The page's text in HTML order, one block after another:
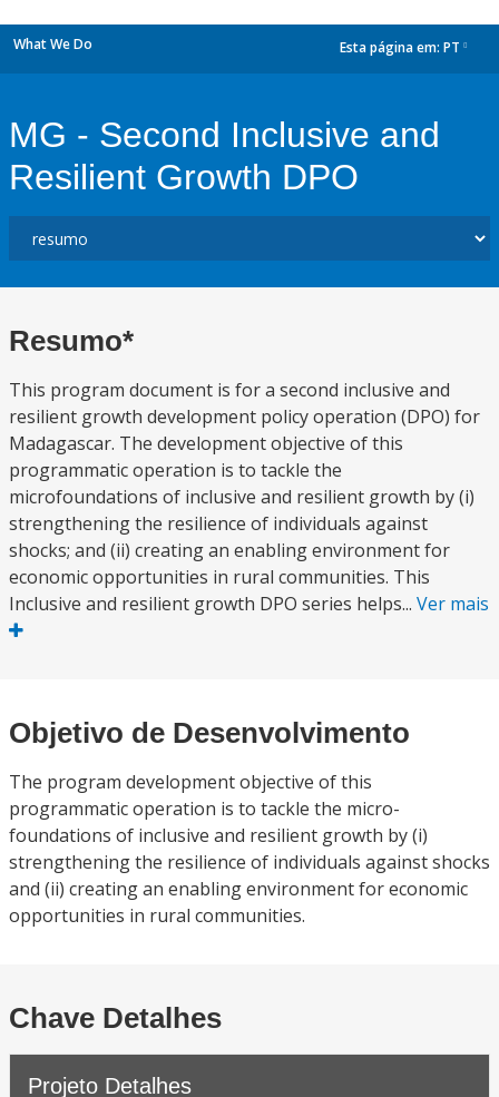
What We Do Esta página em: PT
MG - Second Inclusive and
Resilient Growth DPO
Resumo*
This program document is for a second inclusive and
resilient growth development policy operation (DPO) for
Madagascar. The development objective of this
programmatic operation is to tackle the
microfoundations of inclusive and resilient growth by (i)
strengthening the resilience of individuals against
shocks; and (ii) creating an enabling environment for
economic opportunities in rural communities. This
Inclusive and resilient growth DPO series helps... Ver mais
Objetivo de Desenvolvimento
The program development objective of this
programmatic operation is to tackle the micro-
foundations of inclusive and resilient growth by (i)
strengthening the resilience of individuals against shocks
and (ii) creating an enabling environment for economic
opportunities in rural communities.
Chave Detalhes
Projeto Detalhes